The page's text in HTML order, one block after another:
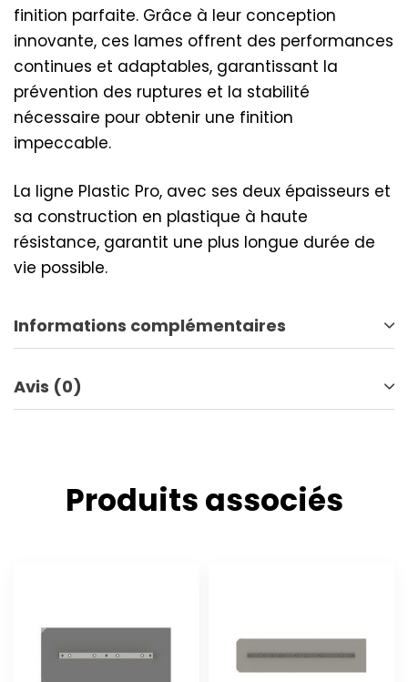
finition parfaite. Grâce à leur conception
innovante, ces lames offrent des performances
continues et adaptables, garantissant la
prévention des ruptures et la stabilité
nécessaire pour obtenir une finition
impeccable.
La ligne Plastic Pro, avec ses deux épaisseurs et
sa construction en plastique à haute
résistance, garantit une plus longue durée de
vie possible.
Informations complémentaires
Avis (0)
Produits associés